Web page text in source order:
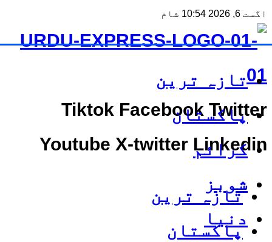
اگست 6, 2026 10:54 شام
Tiktok Facebook Twitter
Youtube X-twitter Linkedin
تازہ ترین
پاکستان
تازہ ترین
پاکستان
کرائم
شوبز
دنیا